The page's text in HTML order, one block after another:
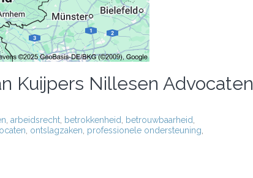
Kuijpers Nillesen Advocaten
arbeidsrecht betrokkenheid betrouwbaarheid
ontslagzaken professionele ondersteuning